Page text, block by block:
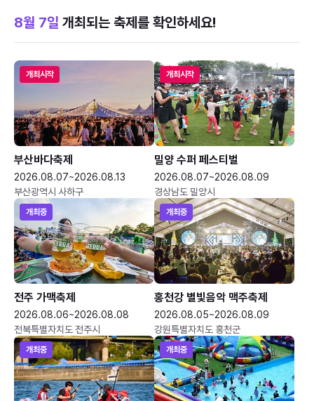
8월 7일 개최되는 축제를 확인하세요!
개최시작
부산바다축제
2026.08.07~2026.08.13
부산광역시 사하구
개최시작
밀양 수퍼 페스티벌
2026.08.07~2026.08.09
경상남도 밀양시
개최중
전주 가맥축제
2026.08.06~2026.08.08
전북특별자치도 전주시
개최중
홍천강 별빛음악 맥주축제
2026.08.05~2026.08.09
강원특별자치도 홍천군
개최중 개최중